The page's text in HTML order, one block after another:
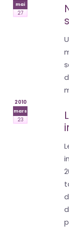
mai
27
2010
mars
23